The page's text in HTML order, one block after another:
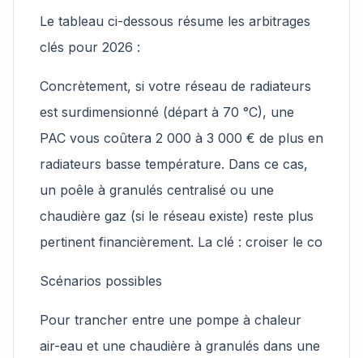
Le tableau ci-dessous résume les arbitrages
clés pour 2026 :
Concrètement, si votre réseau de radiateurs
est surdimensionné (départ à 70 °C), une
PAC vous coûtera 2 000 à 3 000 € de plus en
radiateurs basse température. Dans ce cas,
un poêle à granulés centralisé ou une
chaudière gaz (si le réseau existe) reste plus
pertinent financièrement. La clé : croiser le co
Scénarios possibles
Pour trancher entre une pompe à chaleur
air-eau et une chaudière à granulés dans une